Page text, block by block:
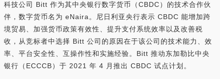
科技公司 Bitt 作为其中央银行数字货币（CBDC）的技术合作伙
伴，数字货币名为 eNaira。尼日利亚央行表示 CBDC 能增加跨
境贸易、加强货币政策有效性、提升支付系统效率以及改善税
收，从竞标者中选择 Bitt 公司的原因在于该公司的技术能力、效
率、平台安全性、互操作性和实施经验。Bitt 推动东加勒比中央
银行（ECCCB）于 2021 年 4 月推出 CBDC 试点计划。